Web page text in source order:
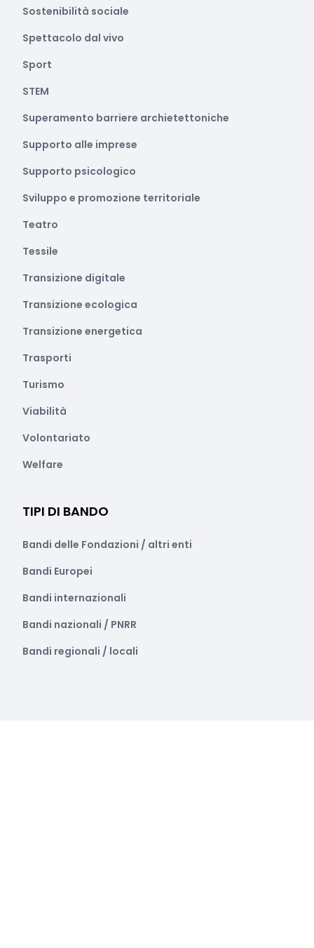
Sostenibilità sociale
Spettacolo dal vivo
Sport
STEM
Superamento barriere archietettoniche
Supporto alle imprese
Supporto psicologico
Sviluppo e promozione territoriale
Teatro
Tessile
Transizione digitale
Transizione ecologica
Transizione energetica
Trasporti
Turismo
Viabilità
Volontariato
Welfare
TIPI DI BANDO
Bandi delle Fondazioni / altri enti
Bandi Europei
Bandi internazionali
Bandi nazionali / PNRR
Bandi regionali / locali